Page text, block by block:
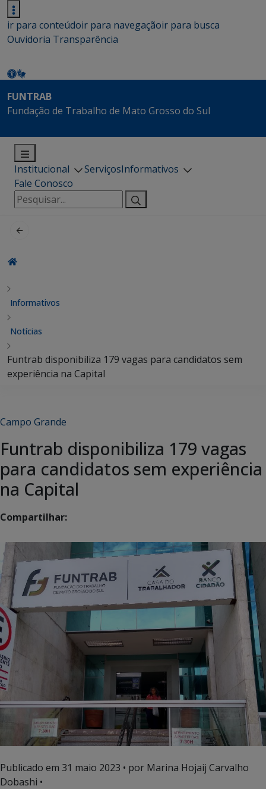
ir para conteúdoir para navegaçãoir para busca
Ouvidoria Transparência
FUNTRAB
Fundação de Trabalho de Mato Grosso do Sul
Institucional ServiçosInformativos
Fale Conosco
Pesquisar
por:
Informativos
Notícias
Funtrab disponibiliza 179 vagas para candidatos sem
experiência na Capital
Campo Grande
Funtrab disponibiliza 179 vagas
para candidatos sem experiência
na Capital
Compartilhar:
Publicado em 31 maio 2023 • por Marina Hojaij Carvalho
Dobashi •